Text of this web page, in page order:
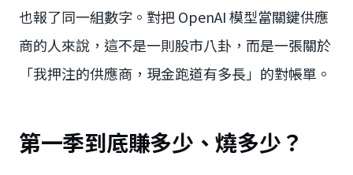
也報了同一組數字。對把 OpenAI 模型當關鍵供應
商的人來說，這不是一則股市八卦，而是一張關於
「我押注的供應商，現金跑道有多長」的對帳單。
第一季到底賺多少、燒多少？